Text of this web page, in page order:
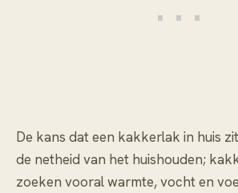
De kans dat een kakkerlak in huis
de netheid van het huishouden;
zoeken vooral warmte, vocht en